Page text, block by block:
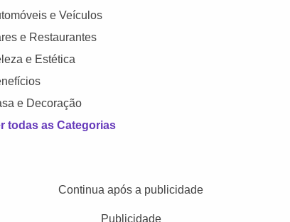
e Veículos
e Restaurantes
e Estética
e Decoração
todas as Categorias
Continua após a publicidade
Publicidade